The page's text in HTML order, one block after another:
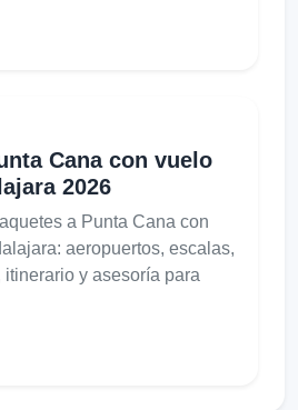
Cana con vuelo
2026
a Punta Cana con
aeropuertos, escalas,
itinerario y asesoría para